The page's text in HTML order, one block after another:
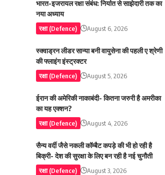
भारत-इजरायल रक्षा संबंध: निर्यात से साझेदारी तक का
नया अध्याय
रक्षा (Defence) August 6, 2026
स्क्वाड्रन लीडर सान्या बनी वायुसेना की पहली ए श्रेणी
की फ्लाइंग इंस्ट्रक्टर
रक्षा (Defence) August 5, 2026
ईरान की अमेरिकी नाकाबंदी- कितना जरुरी है अमरीका
का यह एक्शन?
रक्षा (Defence) August 4, 2026
सैन्य वर्दी जैसे नकली कॉम्बैट कपड़े की भी हो रही है
बिक्री- देश की सुरक्षा के लिए बन रही है नई चुनौती
रक्षा (Defence) August 3, 2026